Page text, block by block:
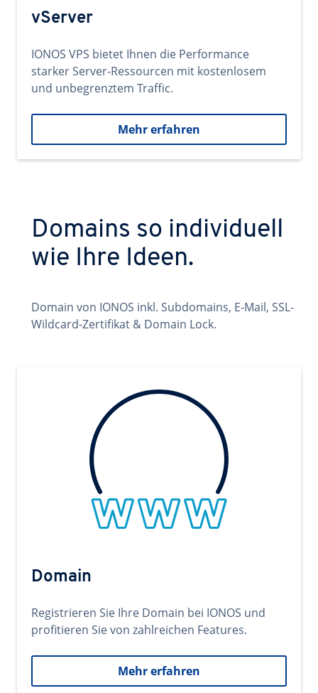
vServer
IONOS VPS bietet Ihnen die Performance
starker Server-Ressourcen mit kostenlosem
und unbegrenztem Traffic.
Mehr erfahren
Domains so individuell
wie Ihre Ideen.
Domain von IONOS inkl. Subdomains, E-Mail, SSL-
Wildcard-Zertifikat & Domain Lock.
Domain
Registrieren Sie Ihre Domain bei IONOS und
profitieren Sie von zahlreichen Features.
Mehr erfahren